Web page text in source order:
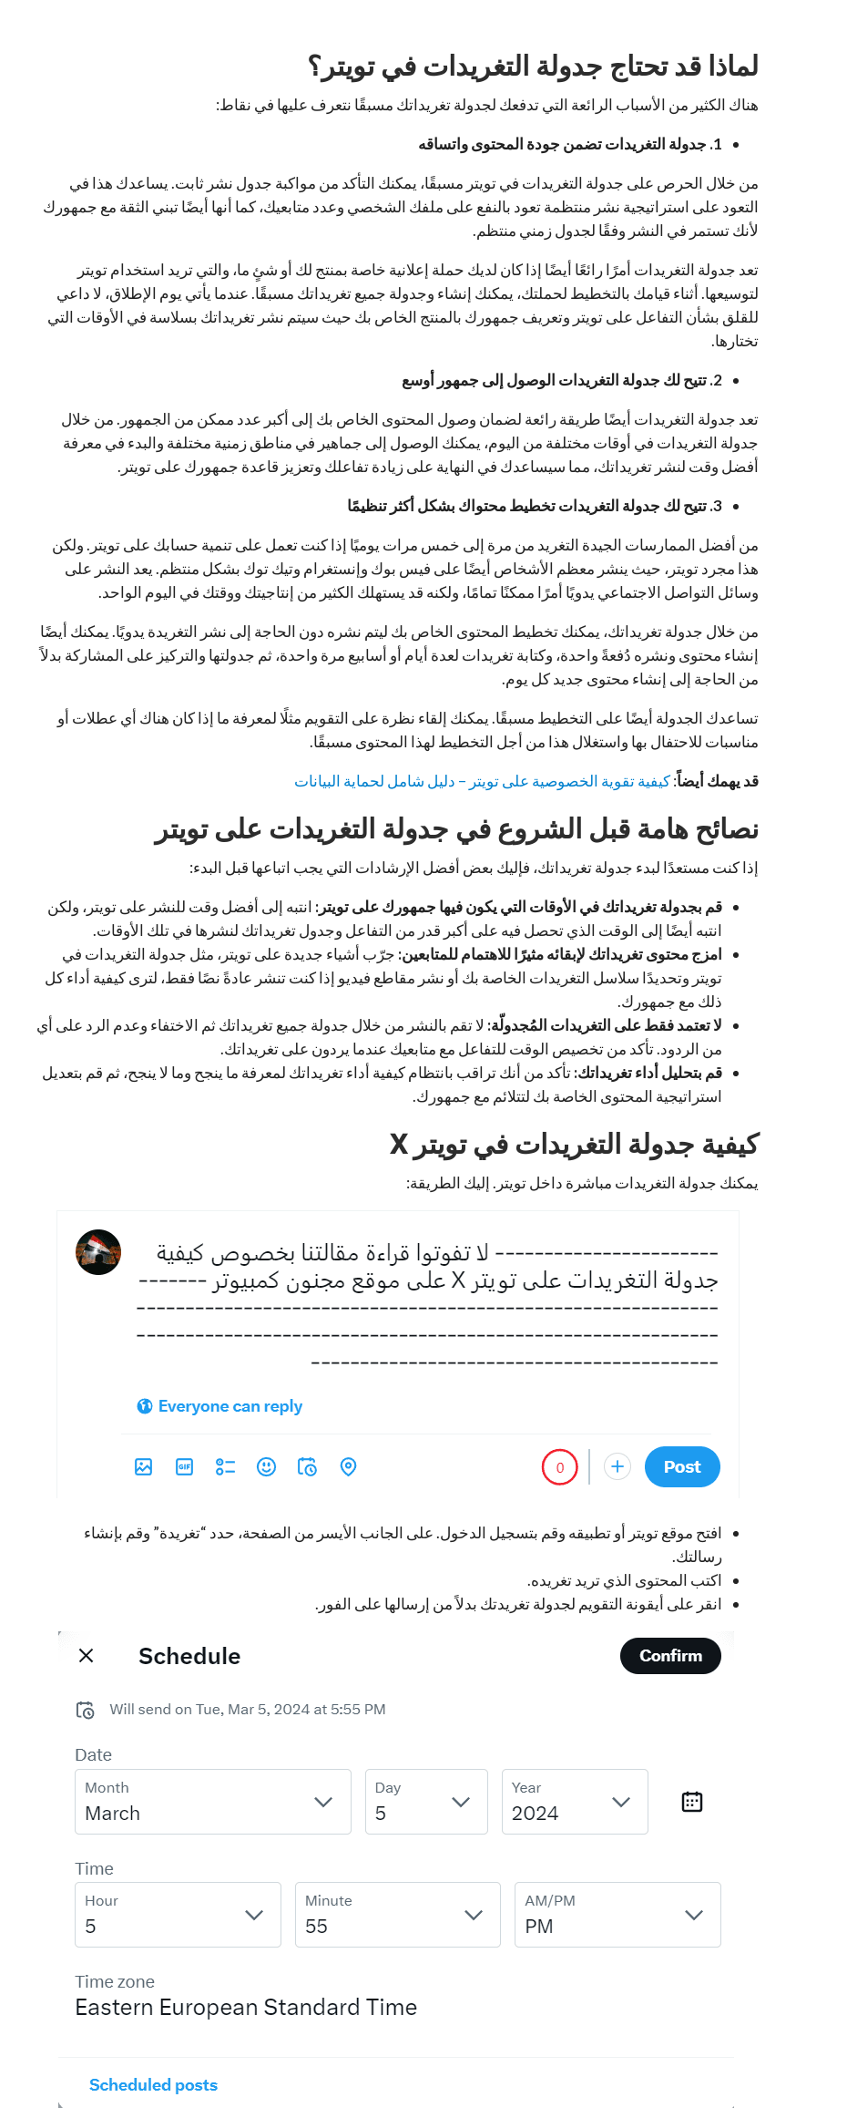
لماذا قد تحتاج جدولة التغريدات في تويتر؟
هناك الكثير من الأسباب الرائعة التي تدفعك لجدولة تغريداتك مسبقًا نتعرف عليها في نقاط:
1. جدولة التغريدات تضمن جودة المحتوى واتساقه
من خلال الحرص على جدولة التغريدات في تويتر مسبقًا، يمكنك التأكد من مواكبة جدول نشر ثابت. يساعدك هذا في
التعود على استراتيجية نشر منتظمة تعود بالنفع على ملفك الشخصي وعدد متابعيك، كما أنها أيضًا تبني الثقة مع جمهورك
لأنك تستمر في النشر وفقًا لجدول زمني منتظم.
تعد جدولة التغريدات أمرًا رائعًا أيضًا إذا كان لديك حملة إعلانية خاصة بمنتج لك أو شئٍ ما، والتي تريد استخدام تويتر
لتوسيعها. أثناء قيامك بالتخطيط لحملتك، يمكنك إنشاء وجدولة جميع تغريداتك مسبقًا. عندما يأتي يوم الإطلاق، لا داعي
للقلق بشأن التفاعل على تويتر وتعريف جمهورك بالمنتج الخاص بك حيث سيتم نشر تغريداتك بسلاسة في الأوقات التي
تختارها.
2. تتيح لك جدولة التغريدات الوصول إلى جمهور أوسع
تعد جدولة التغريدات أيضًا طريقة رائعة لضمان وصول المحتوى الخاص بك إلى أكبر عدد ممكن من الجمهور. من خلال
جدولة التغريدات في أوقات مختلفة من اليوم، يمكنك الوصول إلى جماهير في مناطق زمنية مختلفة والبدء في معرفة
أفضل وقت لنشر تغريداتك، مما سيساعدك في النهاية على زيادة تفاعلك وتعزيز قاعدة جمهورك على تويتر.
3. تتيح لك جدولة التغريدات تخطيط محتواك بشكل أكثر تنظيمًا
من أفضل الممارسات الجيدة التغريد من مرة إلى خمس مرات يوميًا إذا كنت تعمل على تنمية حسابك على تويتر. ولكن
هذا مجرد تويتر، حيث ينشر معظم الأشخاص أيضًا على فيس بوك وإنستغرام وتيك توك بشكل منتظم. يعد النشر على
وسائل التواصل الاجتماعي يدويًا أمرًا ممكنًا تمامًا، ولكنه قد يستهلك الكثير من إنتاجيتك ووقتك في اليوم الواحد.
من خلال جدولة تغريداتك، يمكنك تخطيط المحتوى الخاص بك ليتم نشره دون الحاجة إلى نشر التغريدة يدويًا. يمكنك أيضًا
إنشاء محتوى ونشره دُفعةً واحدة، وكتابة تغريدات لعدة أيام أو أسابيع مرة واحدة، ثم جدولتها والتركيز على المشاركة بدلاً
من الحاجة إلى إنشاء محتوى جديد كل يوم.
تساعدك الجدولة أيضًا على التخطيط مسبقًا. يمكنك إلقاء نظرة على التقويم مثلًا لمعرفة ما إذا كان هناك أي عطلات أو
مناسبات للاحتفال بها واستغلال هذا من أجل التخطيط لهذا المحتوى مسبقًا.
قد يهمك أيضاً:كيفية تقوية الخصوصية على تويتر – دليل شامل لحماية البيانات
نصائح هامة قبل الشروع في جدولة التغريدات على تويتر
إذا كنت مستعدًا لبدء جدولة تغريداتك، فإليك بعض أفضل الإرشادات التي يجب اتباعها قبل البدء:
قم بجدولة تغريداتك في الأوقات التي يكون فيها جمهورك على تويتر: انتبه إلى أفضل وقت للنشر على تويتر، ولكن
انتبه أيضًا إلى الوقت الذي تحصل فيه على أكبر قدر من التفاعل وجدول تغريداتك لنشرها في تلك الأوقات.
امزج محتوى تغريداتك لإبقائه مثيرًا للاهتمام للمتابعين: جرّب أشياء جديدة على تويتر، مثل جدولة التغريدات في
تويتر وتحديدًا سلاسل التغريدات الخاصة بك أو نشر مقاطع فيديو إذا كنت تنشر عادةً نصًا فقط، لترى كيفية أداء كل
ذلك مع جمهورك.
لا تعتمد فقط على التغريدات المُجدولّة: لا تقم بالنشر من خلال جدولة جميع تغريداتك ثم الاختفاء وعدم الرد على أي
من الردود. تأكد من تخصيص الوقت للتفاعل مع متابعيك عندما يردون على تغريداتك.
قم بتحليل أداء تغريداتك:تأكد من أنك تراقب بانتظام كيفية أداء تغريداتك لمعرفة ما ينجح وما لا ينجح، ثم قم بتعديل
استراتيجية المحتوى الخاصة بك لتتلائم مع جمهورك.
كيفية جدولة التغريدات في تويتر X
يمكنك جدولة التغريدات مباشرة داخل تويتر. إليك الطريقة:
افتح موقع تويتر أو تطبيقه وقم بتسجيل الدخول. على الجانب الأيسر من الصفحة، حدد “تغريدة” وقم بإنشاء
رسالتك.
اكتب المحتوى الذي تريد تغريده.
انقر على أيقونة التقويم لجدولة تغريدتك بدلاً من إرسالها على الفور.